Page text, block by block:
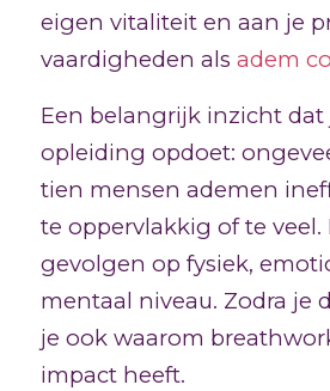
eigen vitaliteit en aan je
vaardigheden als adem
Een belangrijk inzicht dat
opleiding opdoet:
tien mensen ademen
te oppervlakkig of te veel.
gevolgen op fysiek,
mentaal niveau. Zodra je
je ook waarom
impact heeft.